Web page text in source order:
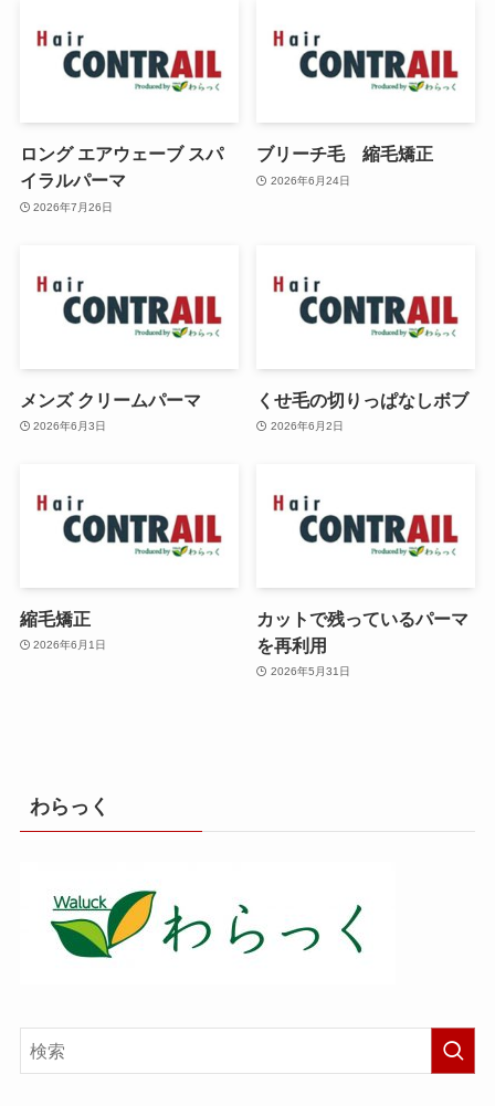
ロング エアウェーブ スパ
イラルパーマ
2026年7月26日
ブリーチ毛 縮毛矯正
2026年6月24日
メンズ クリームパーマ
2026年6月3日
くせ毛の切りっぱなしボブ
2026年6月2日
縮毛矯正
2026年6月1日
カットで残っているパーマ
を再利用
2026年5月31日
わらっく